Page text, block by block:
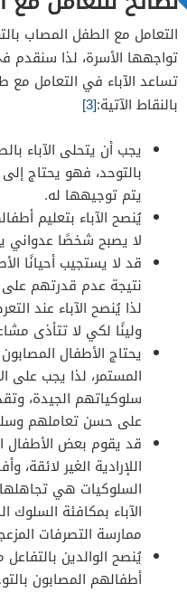
التعامل مع الطفل المصاب
تواجهها الأسرة، لذا سنقدم
تساعد الآباء في التعامل مع
بالنقاط الآتية:[3]
يجب أن يتحلى الآباء
بالتوحد، فهو يحتاج
يتم توجيهها له.
يُنصح الآباء بتعليم
لا يصبح شخصًا عدواني
قد لا يستجيب أحيانًا
نتيجة عدم قدرتهم
لذا يُنصح الآباء عند
ولينًا لكي لا تتأذى
يحتاج الأطفال
المستمر، لذا يجب على
سلوكياتهم الجيدة،
على حسن تعاملهم
قد يقوم بعض الأطفال
اللإرادية الغير
السلوكيات هي تجاهلها
الآباء بمكافئة
ممارسة التصرفات
يُنصح الوالدين
أطفالهم المصابون